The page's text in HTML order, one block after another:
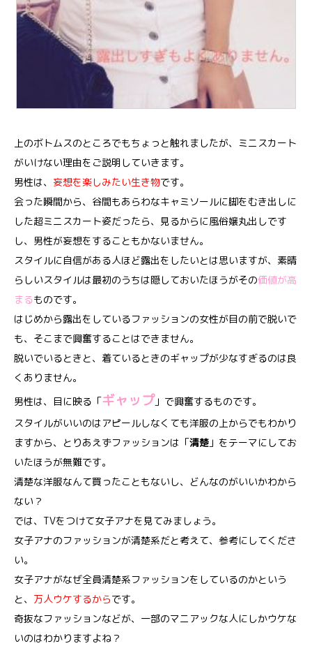
上のボトムスのところでもちょっと触れましたが、ミニスカート
がいけない理由をご説明していきます。
男性は、 妄想を楽しみたい生き物です。
会った瞬間から、谷間もあらわなキャミソールに脚をむき出しに
した超ミニスカート姿だったら、見るからに風俗嬢丸出しです
し、男性が妄想をすることもかないません。
スタイルに自信がある人ほど露出をしたいとは思いますが、素晴
らしいスタイルは最初のうちは隠しておいたほうがその価値が高
まるものです。
はじめから露出をしているファッションの女性が目の前で脱いで
も、そこまで興奮することはできません。
脱いでいるときと、着ているときのギャップが少なすぎるのは良
くありません。
男性は、目に映る「ギャップ 」で興奮するものです。
スタイルがいいのはアピールしなくても洋服の上からでもわかり
ますから、とりあえずファッションは「清楚 」をテーマにしてお
いたほうが無難です。
清楚な洋服なんて買ったこともないし、どんなのがいいかわから
ない？
では、TVをつけて女子アナを見てみましょう。
女子アナのファッションが清楚系だと考えて、参考にしてくださ
い。
女子アナがなぜ全員清楚系ファッションをしているのかという
と、 万人ウケするからです。
奇抜なファッションなどが、一部のマニアックな人にしかウケな
いのはわかりますよね？